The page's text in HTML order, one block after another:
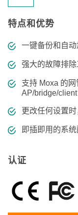
特点和优势
一键备份和自
强大的故障排
支持 Moxa 的
AP/bridge/client
更改任何设置
即插即用的系
认证